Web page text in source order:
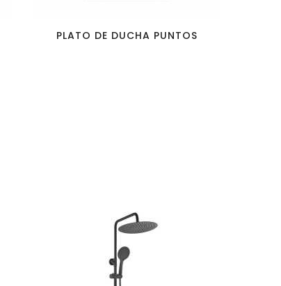
PLATO DE DUCHA PUNTOS